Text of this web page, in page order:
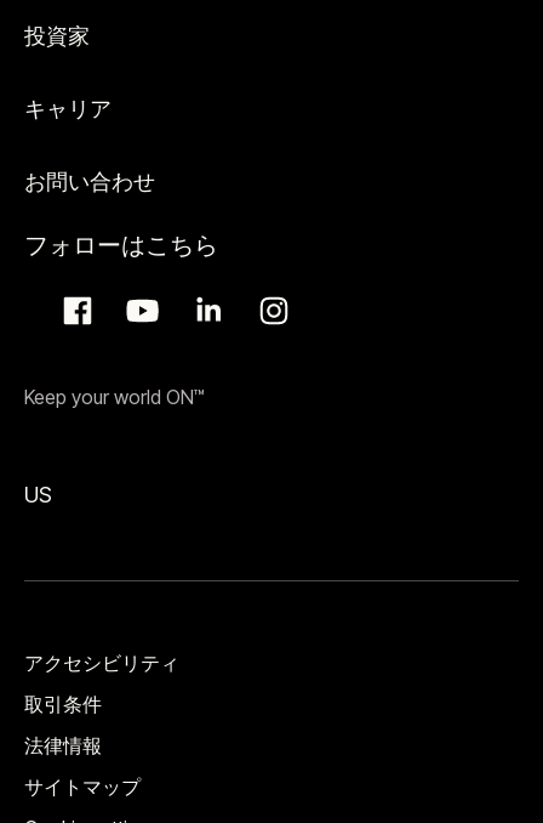
投資家
キャリア
お問い合わせ
フォローはこちら
Keep your world ON™
US
アクセシビリティ
取引条件
法律情報
サイトマップ